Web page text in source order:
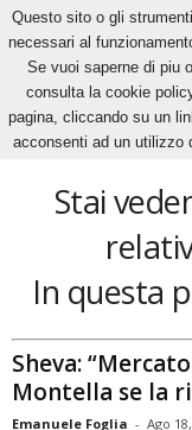
Home Tags Shevchenko
shevchenko
Stai
In questa
Sheva:
Montella se la
Emanuele Foglia - Ago
Questo sito o gli
necessari al
Se vuoi saperne di piu
consulta la cookie
pagina, cliccando su un
acconsenti ad un utilizzo